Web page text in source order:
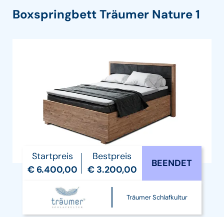
Boxspringbett Träumer Nature 1
Startpreis
€ 6.400,00
Bestpreis
€ 3.200,00
BEENDET
Träumer Schlafkultur